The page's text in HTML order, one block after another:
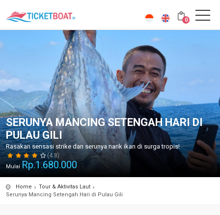
0
SERUNYA MANCING SETENGAH HARI DI
PULAU GILI
Rasakan sensasi strike dan serunya narik ikan di surga tropis!
(4.8)
Mulai Rp.1.680.000
Home
Tour & Aktivitas Laut
Serunya Mancing Setengah Hari di Pulau Gili